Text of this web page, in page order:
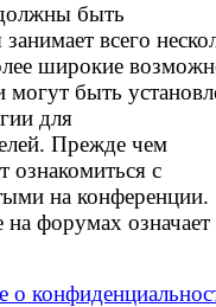
быть
всего
широкие
быть
для
Прежде чем
ознакомиться с
на конференции.
форумах означает
о